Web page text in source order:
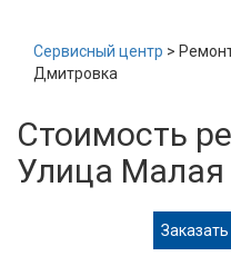
Сервисный центр >
Дмитровка
Стоимость
Улица